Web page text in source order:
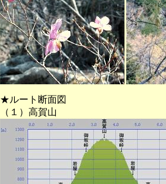
★ルート断面図
（１）高賀